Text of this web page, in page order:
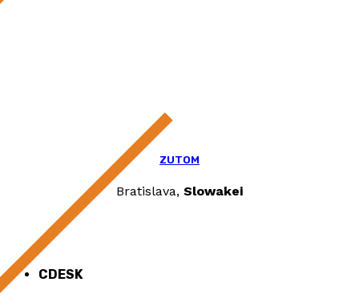
ZUTOM
Bratislava, Slowakei
CDESK